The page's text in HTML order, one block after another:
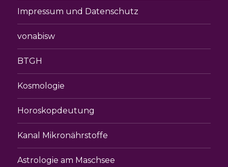
Impressum und Datenschutz
vonabisw
BTGH
Kosmologie
Horoskopdeutung
Kanal Mikronährstoffe
Astrologie am Maschsee